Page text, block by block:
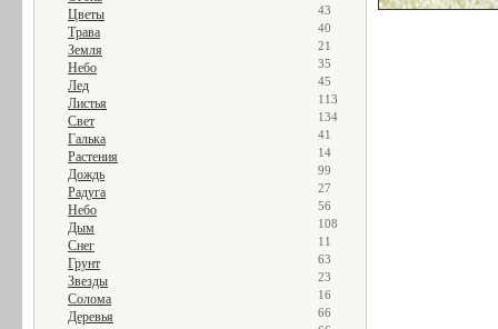
Цветы 43
Трава 40
Земля 21
Небо 35
Лед 45
Листья 113
Свет 134
Галька 41
Растения 14
Дождь 99
Радуга 27
Небо 56
Дым 108
Снег 11
Грунт 63
Звезды 23
Солома 16
Деревья 66